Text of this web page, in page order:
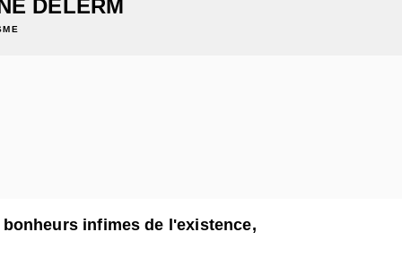
DELERM
infimes de l'existence,